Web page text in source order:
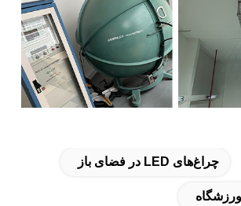
چراغ‌های LED در فضای باز